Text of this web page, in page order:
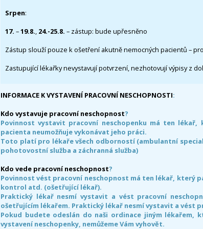
Srpen:
17. –19.8., 24.-25.8. – zástup: bude upřesněno
Zástup slouží pouze k ošetření akutně nemocných pacientů –
Zastupující lékařky nevystavují potvrzení, nezhotovují výpisy z
INFORMACE K VYSTAVENÍ PRACOVNÍ NESCHOPNOSTI:
Kdo vystavuje pracovní neschopnost?
Povinnost vystavit pracovní neschopenku má ten
pacienta neumožňuje vykonávat jeho práci.
Toto platí pro lékaře všech odborností (ambulantní
pohotovostní služba a záchranná služba)
Kdo vede pracovní neschopnost?
Povinnost vést pracovní neschopnost má ten lékař, který
kontrol atd. (ošetřující lékař).
Praktický lékař nesmí vystavit a vést pracovní
ošetřujícím lékařem. Praktický lékař nesmí vystavit a vést
Pokud budete odeslán do naši ordinace jiným lékařem,
vystavení neschopenky, nemůžeme Vám vyhovět.